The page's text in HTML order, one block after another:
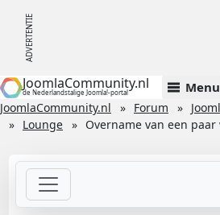
JoomlaCommunity.nl
de Nederlandstalige Joomla!-portal Menu
JoomlaCommunity.nl Forum
Lounge
Overname van een paar